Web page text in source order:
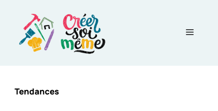
contenu
Menu
Tendances